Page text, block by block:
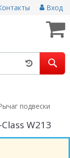
Вход
подвески
W213